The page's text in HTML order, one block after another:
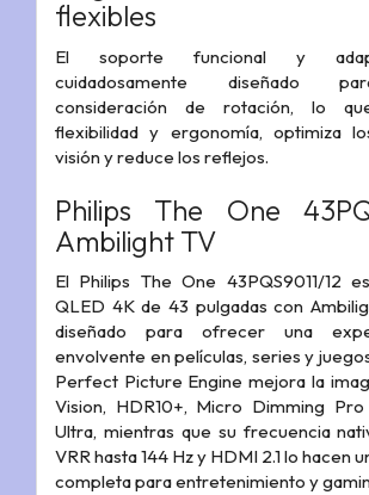
flexibles
El soporte funcional y
cuidadosamente diseñado
consideración de rotación, lo
flexibilidad y ergonomía, optimiza
visión y reduce los reflejos.
Philips The One
Ambilight TV
El Philips The One 43PQS9011/12
QLED 4K de 43 pulgadas con
diseñado para ofrecer una
envolvente en películas, series y
Perfect Picture Engine mejora la
Vision, HDR10+, Micro Dimming
Ultra, mientras que su frecuencia
VRR hasta 144 Hz y HDMI 2.1 lo hacen
completa para entretenimiento y